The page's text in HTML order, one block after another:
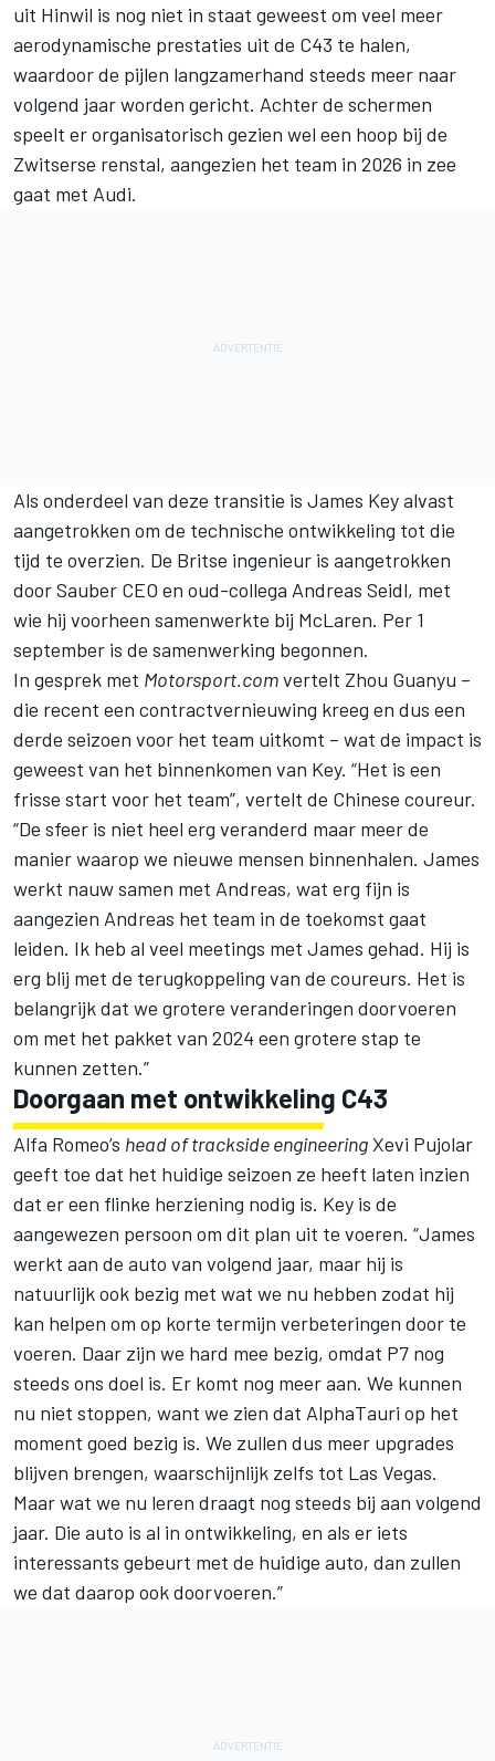
uit Hinwil is nog niet in staat geweest om veel meer
aerodynamische prestaties uit de C43 te halen,
waardoor de pijlen langzamerhand steeds meer naar
volgend jaar worden gericht. Achter de schermen
speelt er organisatorisch gezien wel een hoop bij de
Zwitserse renstal, aangezien het team in 2026 in zee
gaat met Audi.
Als onderdeel van deze transitie is James Key alvast
aangetrokken om de technische ontwikkeling tot die
tijd te overzien. De Britse ingenieur is aangetrokken
door Sauber CEO en oud-collega Andreas Seidl, met
wie hij voorheen samenwerkte bij McLaren. Per 1
september is de samenwerking begonnen.
In gesprek met Motorsport.comvertelt Zhou Guanyu –
die recent een contractvernieuwing kreeg en dus een
derde seizoen voor het team uitkomt – wat de impact is
geweest van het binnenkomen van Key. “Het is een
frisse start voor het team”, vertelt de Chinese coureur.
“De sfeer is niet heel erg veranderd maar meer de
manier waarop we nieuwe mensen binnenhalen. James
werkt nauw samen met Andreas, wat erg fijn is
aangezien Andreas het team in de toekomst gaat
leiden. Ik heb al veel meetings met James gehad. Hij is
erg blij met de terugkoppeling van de coureurs. Het is
belangrijk dat we grotere veranderingen doorvoeren
om met het pakket van 2024 een grotere stap te
kunnen zetten.”
Doorgaan met ontwikkeling C43
Alfa Romeo’s head of trackside engineeringXevi Pujolar
geeft toe dat het huidige seizoen ze heeft laten inzien
dat er een flinke herziening nodig is. Key is de
aangewezen persoon om dit plan uit te voeren. “James
werkt aan de auto van volgend jaar, maar hij is
natuurlijk ook bezig met wat we nu hebben zodat hij
kan helpen om op korte termijn verbeteringen door te
voeren. Daar zijn we hard mee bezig, omdat P7 nog
steeds ons doel is. Er komt nog meer aan. We kunnen
nu niet stoppen, want we zien dat AlphaTauri op het
moment goed bezig is. We zullen dus meer upgrades
blijven brengen, waarschijnlijk zelfs tot Las Vegas.
Maar wat we nu leren draagt nog steeds bij aan volgend
jaar. Die auto is al in ontwikkeling, en als er iets
interessants gebeurt met de huidige auto, dan zullen
we dat daarop ook doorvoeren.”